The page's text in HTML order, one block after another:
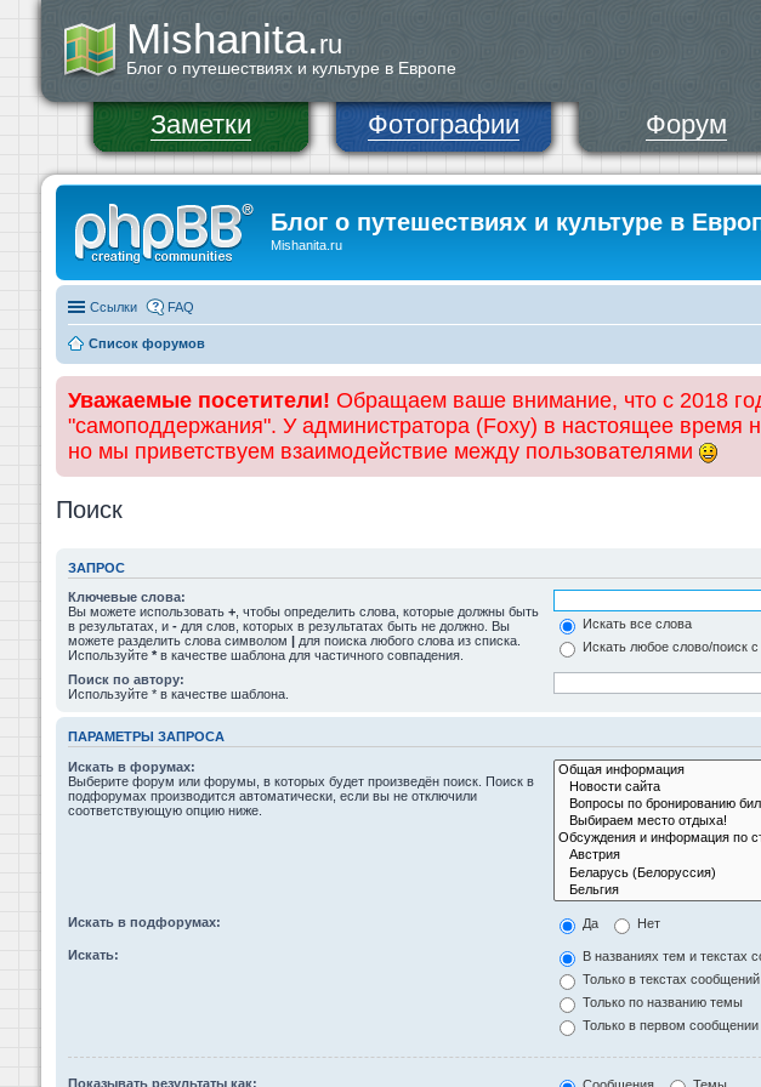
Mishanita.ru
Блог о путешествиях и культуре в Европе
Заметки Фотографии Форум
Блог о путешествиях и культуре в
Mishanita.ru
Ссылки FAQ
Список форумов
Уважаемые посетители! Обращаем ваше внимание, что с 2018
"самоподдержания". У администратора (Foxy) в настоящее время
но мы приветствуем взаимодействие между пользователями
Поиск
ЗАПРОС
Ключевые слова:
Вы можете использовать + , чтобы определить слова, которые должны быть
в результатах, и - для слов, которых в результатах быть не должно. Вы
можете разделить слова символом | для поиска любого слова из списка.
Используйте * в качестве шаблона для частичного совпадения.
Искать все слова
Искать любое слово/поиск
Поиск по автору:
Используйте * в качестве шаблона.
ПАРАМЕТРЫ ЗАПРОСА
Искать в форумах:
Выберите форум или форумы, в которых будет произведён поиск. Поиск в
подфорумах производится автоматически, если вы не отключили
соответствующую опцию ниже.
Искать в подфорумах: Да Нет
Искать:
В названиях тем и текстах
Только в текстах сообщений
Только по названию темы
Только в первом
Показывать результаты как: